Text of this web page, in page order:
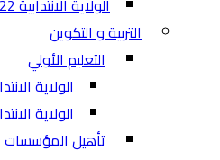
الولاية الانتدابية 2022-2027
التربية و التكوين
التعليم الأولي
الولاية الانتدابية
الولاية الانتدابية
تأهيل المؤسسات